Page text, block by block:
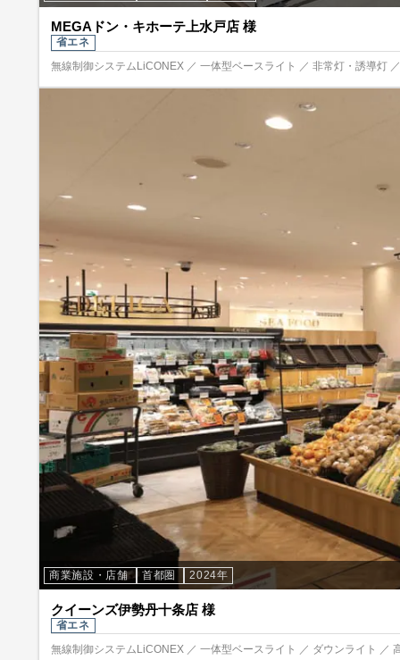
MEGAドン・キホーテ上水戸店 様
省エネ
無線制御システムLiCONEX ／ 一体型ベースライト ／ 非常灯・誘導灯
商業施設・店舗 首都圏 2024年
クイーンズ伊勢丹十条店 様
省エネ
無線制御システムLiCONEX ／ 一体型ベースライト ／ ダウンライト ／